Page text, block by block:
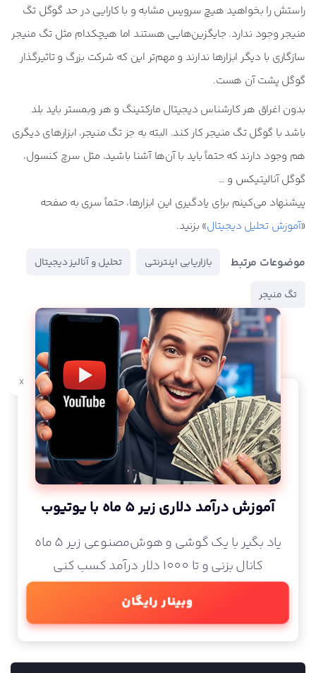
راستش را بخواهید هیچ سرویس مشابه و با کارایی در حد گوگل تگ
منیجر وجود ندارد. جایگزین‌هایی هستند اما هیچکدام مثل تگ منیجر
سازگاری با دیگر ابزارها ندارند و مهم‌تر این که شرکت بزرگ و تاثیرگذار
گوگل پشت آن هست.
بدون اغراق هر کارشناس دیجیتال مارکتینگ و هر وبمستر باید بلد
باشد با گوگل تگ منیجر کار کند. البته به جز تگ‌ منیجر، ابزارهای دیگری
هم وجود دارند که حتماً باید با آن‌ها آشنا باشید، مثل سرچ کنسول،
گوگل آنالیتیکس و …
پیشنهاد می‌کینم برای یادگیری این ابزارها، حتماً سری به صفحه
«آموزش تحلیل دیجیتال» بزنید.
موضوعات مرتبط بازاریابی اینترنتی تحلیل و آنالیز دیجیتال
تگ منیجر
x
آموزش درآمد دلاری زیر 5 ماه با یوتیوب
یاد بگیر با یک گوشی و هوش‌مصنوعی زیر 5 ماه
کانال بزنی و تا 1000 دلار درآمد کسب کنی
وبینار رایگان